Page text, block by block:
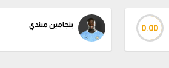
0.00 بنجامين ميندي